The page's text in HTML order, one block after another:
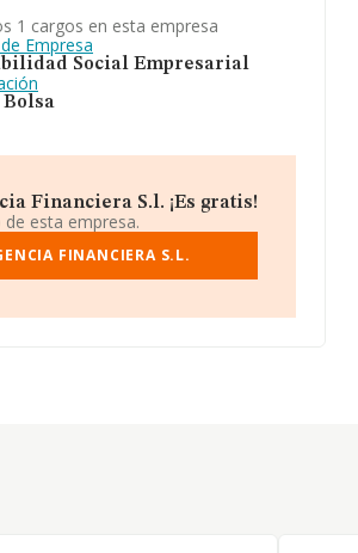
1 cargos en esta empresa
Empresa
Social Empresarial
Bolsa
Financiera S.l. ¡Es gratis!
esta empresa.
FINANCIERA S.L.